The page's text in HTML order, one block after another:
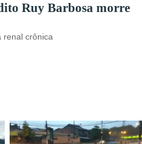
Ruy Barbosa morre
renal crônica